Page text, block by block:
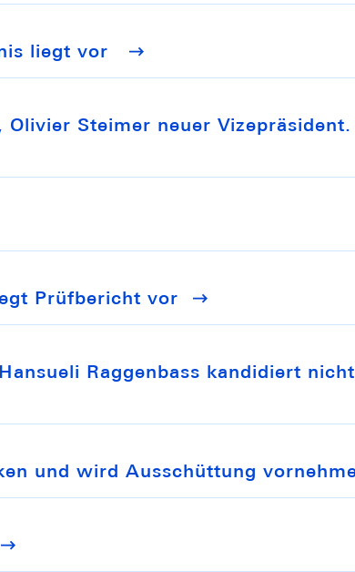
liegt vor
Steimer neuer
Prüfbericht vor
Raggenbass kandidiert
und wird Ausschüttung